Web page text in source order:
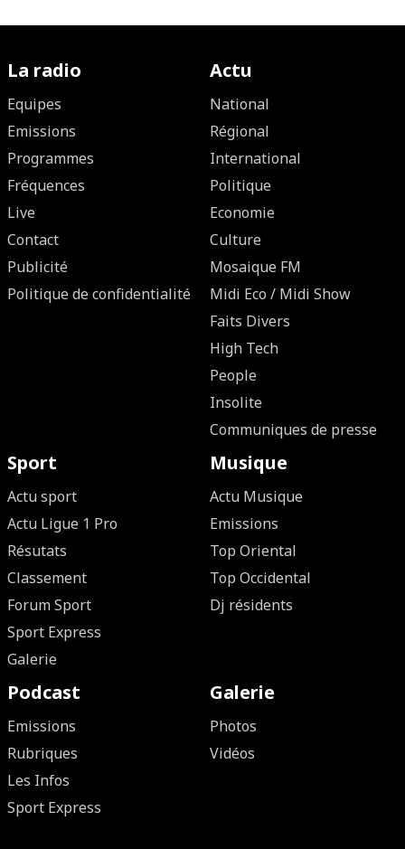
La radio
Equipes
Emissions
Programmes
Fréquences
Live
Contact
Publicité
Politique de confidentialité
Actu
National
Régional
International
Politique
Economie
Culture
Mosaique FM
Midi Eco / Midi Show
Faits Divers
High Tech
People
Insolite
Communiques de presse
Sport
Actu sport
Actu Ligue 1 Pro
Résutats
Classement
Forum Sport
Sport Express
Galerie
Musique
Actu Musique
Emissions
Top Oriental
Top Occidental
Dj résidents
Podcast
Emissions
Rubriques
Les Infos
Sport Express
Galerie
Photos
Vidéos